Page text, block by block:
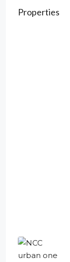
Properties